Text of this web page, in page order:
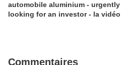
automobile aluminium - urgently
looking for an investor - la vidéo
Commentaires